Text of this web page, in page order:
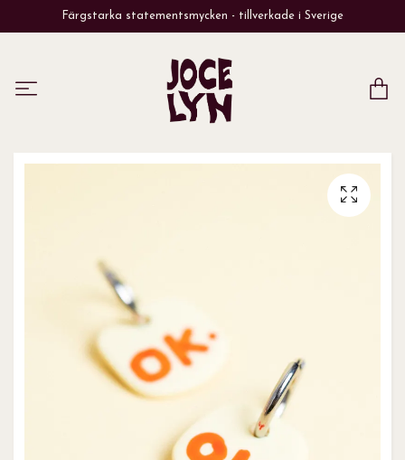
Färgstarka statementsmycken - tillverkade i Sverige